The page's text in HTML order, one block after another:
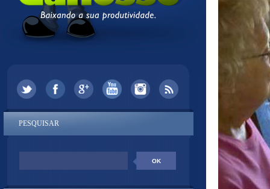
PESQUISAR